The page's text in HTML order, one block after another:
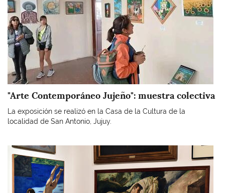
"Arte Contemporáneo Jujeño": muestra colectiva
La exposición se realizó en la Casa de la Cultura de la
localidad de San Antonio, Jujuy.
Imagen